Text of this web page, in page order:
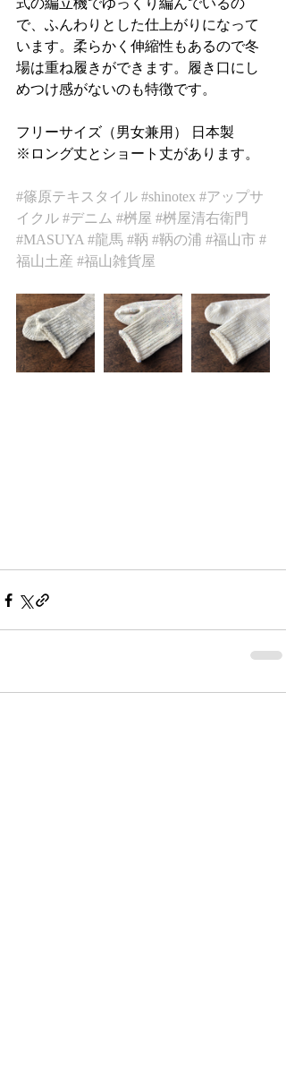
式の編立機でゆっくり編んでいるの
で、ふんわりとした仕上がりになって
います。柔らかく伸縮性もあるので冬
場は重ね履きができます。履き口にし
めつけ感がないのも特徴です。
フリーサイズ（男女兼用） 日本製
※ロング丈とショート丈があります。
#篠原テキスタイル #shinotex #アップサ
イクル #デニム #桝屋 #桝屋清右衛門
#MASUYA #龍馬 #鞆 #鞆の浦 #福山市 #
福山土産 #福山雑貨屋